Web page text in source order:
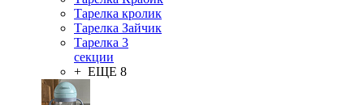
Тарелка кролик
Тарелка Зайчик
Тарелка 3
секции
+ ЕЩЕ 8